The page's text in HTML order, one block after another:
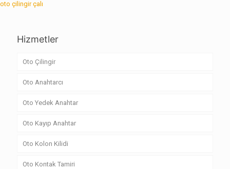
oto çilingir çalı
Hizmetler
Oto Çilingir
Oto Anahtarcı
Oto Yedek Anahtar
Oto Kayıp Anahtar
Oto Kolon Kilidi
Oto Kontak Tamiri